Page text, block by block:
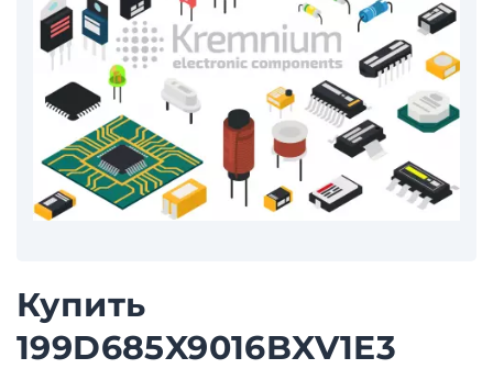
Купить
199D685X9016BXV1E3